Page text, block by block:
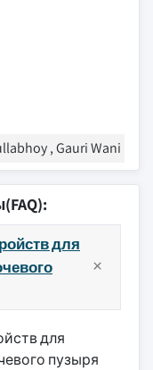
, Gauri Wani
для
для
пузыря